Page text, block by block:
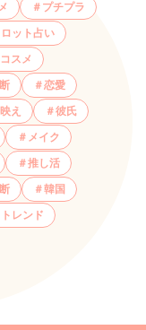
プチプラ
ット占い
スメ
恋愛
え 彼氏
メイク
推し活
韓国
トレンド